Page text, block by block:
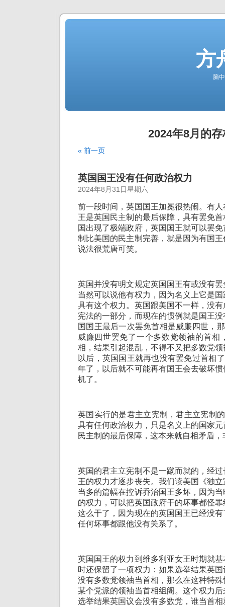
方
脑
2024年8月的存
« 前一页
英国国王没有任何政治权力
2024年8月31日星期六
前一段时间，英国国王加冕很热闹。有
王是英国民主制的最后保障，具有罢免
国出现了极端政府，英国国王就可以罢
制比美国的民主制完善，就是因为有国
说法很荒唐可笑。
英国并没有明文规定英国国王有或没有
当然可以说他有权力，因为名义上它是
具有这个权力。英国跟美国不一样，没
宪法的一部分，而现在的惯例就是国王
国国王最后一次罢免首相是威廉四世，
威廉四世罢免了一个多数党领袖的首相
相，结果引起混乱，不得不又把多数党
以后，英国国王就再也没有罢免过首相
年了，以后就不可能再有国王会去破坏
机了。
英国实行的是君主立宪制，君主立宪制
具有任何政治权力，只是名义上的国家
民主制的最后保障，这本来就自相矛盾
英国的君主立宪制不是一蹴而就的，经
王的权力才逐步丧失。我们读美国《独
当多的篇幅在控诉乔治国王多坏，因为
的权力，可以把英国政府干的坏事都怪
这么干了，因为现在的英国国王已经没
任何坏事都跟他没有关系了。
英国国王的权力到维多利亚女王时期就
时还保留了一项权力：如果选举结果英
没有多数党领袖当首相，那么在这种特
某个党派的领袖当首相组阁。这个权力
选举结果英国议会没有多数党，谁当首